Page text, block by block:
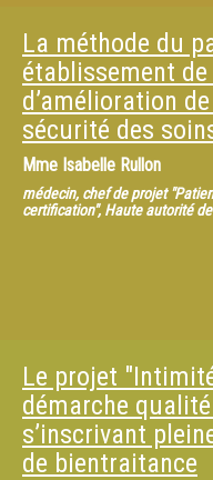
La méthode du
établissement
d’amélioration
sécurité des
Mme Isabelle Rullon
médecin, chef de projet
certification", Haute autorité
Le projet
démarche
s’inscrivant
de bientraitance